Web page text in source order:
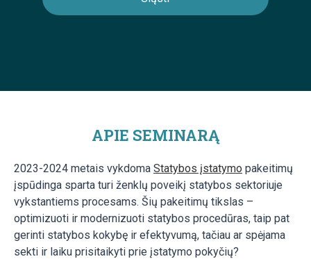
APIE SEMINARĄ
2023-2024 metais vykdoma Statybos įstatymo pakeitimų
įspūdinga sparta turi ženklų poveikį statybos sektoriuje
vykstantiems procesams. Šių pakeitimų tikslas –
optimizuoti ir modernizuoti statybos procedūras, taip pat
gerinti statybos kokybę ir efektyvumą, tačiau ar spėjama
sekti ir laiku prisitaikyti prie įstatymo pokyčių?